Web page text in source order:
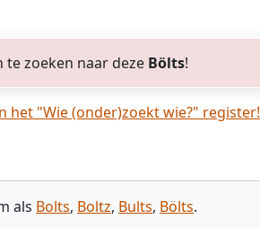
te zoeken naar deze Bölts!
het "Wie (onder)zoekt wie?" register!
als Bolts, Boltz, Bults, Bölts.